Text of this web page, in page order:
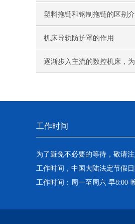
塑料拖链和钢制拖链的区别
机床导轨防护罩的作用
工作时间
为了避免不必要的等待，敬请
工作时间，中国大陆法定节假日
工作时间：周一至周六 早8:00-